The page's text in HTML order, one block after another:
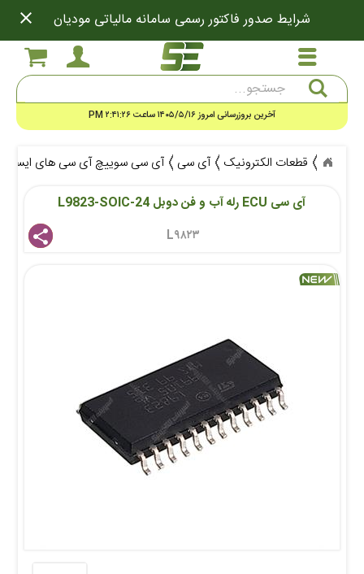
شرایط صدور فاکتور رسمی سامانه مالیاتی مودیان close
آخرین بروزرسانی امروز ۱۴۰۵/۵/۱۶ ساعت ۲:۴۱:۲۶ PM
قطعات الکترونیک آی سی
آی سی سوییچ آی سی های ایسیو ECU ماشینی
آی سی ECU رله آب و فن دوبل L9823-SOIC-24
L۹۸۲۳ share